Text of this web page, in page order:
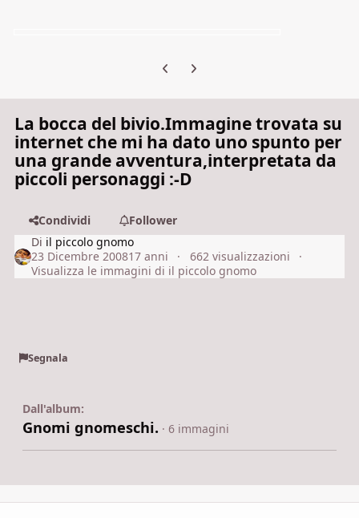
Previous carousel slide
Next carousel slide
La bocca del bivio.Immagine trovata su
internet che mi ha dato uno spunto per
una grande avventura,interpretata da
piccoli personaggi :-D
Condividi
Follower
Di il piccolo gnomo
23 Dicembre 200817 anni
662 visualizzazioni
Visualizza le immagini di il piccolo gnomo
Segnala
Dall'album:
Gnomi gnomeschi. · 6 immagini